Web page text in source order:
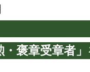
・褒章受章者